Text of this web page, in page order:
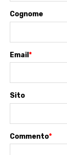
Cognome
Email *
Sito
Commento*